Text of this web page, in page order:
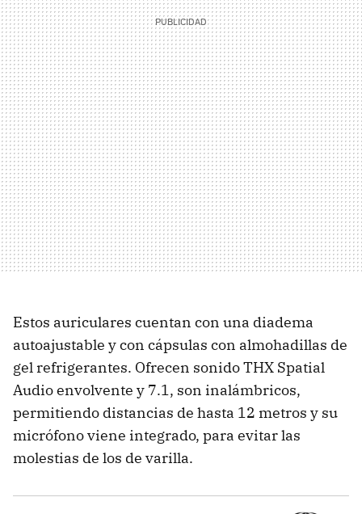
Estos auriculares cuentan con una diadema
autoajustable y con cápsulas con almohadillas de
gel refrigerantes. Ofrecen sonido THX Spatial
Audio envolvente y 7.1, son inalámbricos,
permitiendo distancias de hasta 12 metros y su
micrófono viene integrado, para evitar las
molestias de los de varilla.